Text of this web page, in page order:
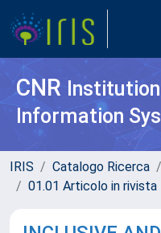
CNR
Information
IRIS Catalogo Ricerca
01.01 Articolo in rivista